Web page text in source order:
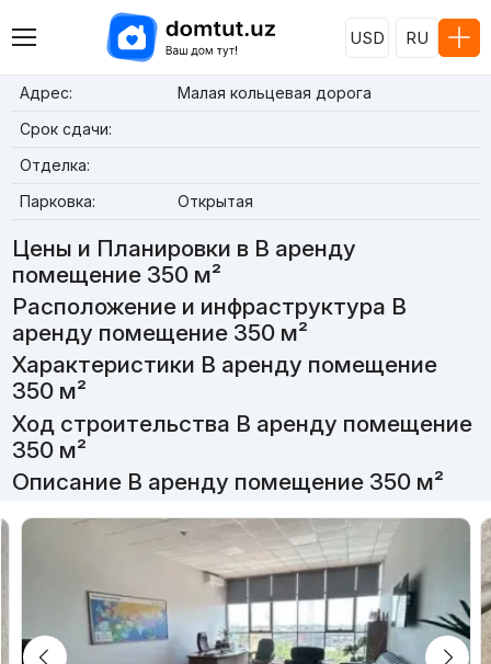
USD RU
Адрес:
Малая кольцевая дорога
Срок сдачи:
Отделка:
Парковка:
Открытая
Цены и Планировки в В аренду
помещение 350 м²
Расположение и инфраструктура В
аренду помещение 350 м²
Характеристики В аренду помещение
350 м²
Ход строительства В аренду помещение
350 м²
Описание В аренду помещение 350 м²